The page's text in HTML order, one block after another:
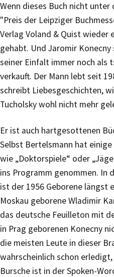
Wenn dieses Buch nicht unter
"Preis der Leipziger
Verlag Voland & Quist wieder
gehabt. Und Jaromir
seiner Einfalt immer noch als
verkauft. Der Mann lebt seit
schreibt Liebesgeschichten,
Tucholsky wohl nicht mehr
Er ist auch hartgesottenen
Selbst Bertelsmann hat
wie „Doktorspiele“ oder
ins Programm genommen. In
ist der 1956 Geborene längst
Moskau geborene Wladimir
das deutsche Feuilleton mit
in Prag geborenen Konecny
die meisten Leute in dieser
wahrscheinlich schon
Bursche ist in der Spoken-